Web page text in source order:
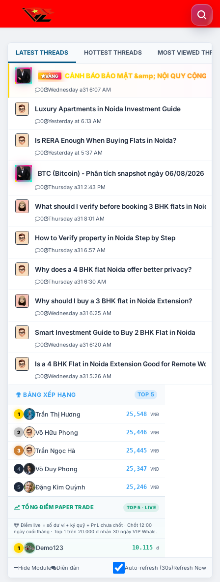
LATEST THREADS HOTTEST THREADS MOST VIEWED
VÀNG CẢNH BÁO BẢO MẬT &amp; NỘI QUY CỘNG
0 Wednesday a31 6:07 AM
Luxury Apartments in Noida Investment Guide
0 Yesterday at 6:13 AM
Is RERA Enough When Buying Flats in Noida?
0 Yesterday at 5:37 AM
BTC (Bitcoin) - Phân tích snapshot ngày 06/08/2026
0 Thursday a31 2:43 PM
What should I verify before booking 3 BHK flats in Noida?
0 Thursday a31 8:01 AM
How to Verify property in Noida Step by Step
0 Thursday a31 6:57 AM
Why does a 4 BHK flat Noida offer better privacy?
0 Thursday a31 6:30 AM
Why should I buy a 3 BHK flat in Noida Extension?
0 Wednesday a31 6:25 AM
Smart Investment Guide to Buy 2 BHK Flat in Noida
0 Wednesday a31 6:20 AM
Is a 4 BHK Flat in Noida Extension Good for Remote Work?
0 Wednesday a31 5:26 AM
BẢNG XẾP HẠNG TOP 5
1 Trần Thị Hương 25,548 VNĐ
2 Võ Hữu Phong 25,446 VNĐ
3 Trần Ngọc Hà 25,445 VNĐ
4 Võ Duy Phong 25,347 VNĐ
5 Đặng Kim Quỳnh 25,246 VNĐ
TỔNG ĐIỂM PAPER TRADE TOP 5 · LIVE
Điểm live = số dư ví + ký quỹ + PnL chưa chốt · Chốt 12:00
ngày cuối tháng · Top 1 trên 20.000 đ nhận 30 ngày VIP Whale.
1 Demo123 10.115 đ
Hide Module Diễn đàn Auto-refresh (30s)Refresh Now